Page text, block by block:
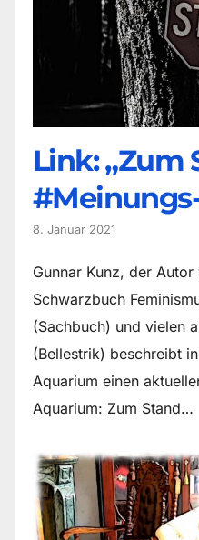
Link: „Zum
8. Januar 2021
Gunnar Kunz, der Autor
Schwarzbuch
(Sachbuch) und vielen
(Bellestrik) beschreibt
Aquarium einen
Aquarium: Zum Stand…